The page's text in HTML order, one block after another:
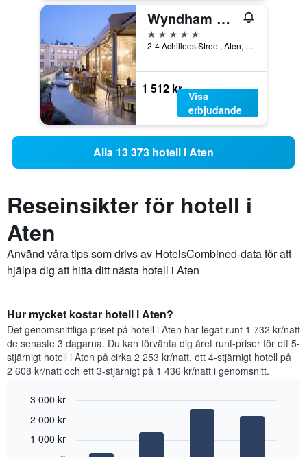
Wyndham Athens Residence
5 stjärnor
2-4 Achilleos Street, Aten, Grekland
1 512 kr
Visa
erbjudande
Alla 13 373 hotell i Aten
Reseinsikter för hotell i
Aten
Använd våra tips som drivs av HotelsCombined-data för att
hjälpa dig att hitta ditt nästa hotell i Aten
Hur mycket kostar hotell i Aten?
Det genomsnittliga priset på hotell i Aten har legat runt 1 732 kr/natt
de senaste 3 dagarna. Du kan förvänta dig året runt-priser för ett 5-
stjärnigt hotell i Aten på cirka 2 253 kr/natt, ett 4-stjärnigt hotell på
2 608 kr/natt och ett 3-stjärnigt på 1 436 kr/natt i genomsnitt.
Bar
chart
with
Chart
graphic.
1 000 kr
2 000 kr
3 000 kr